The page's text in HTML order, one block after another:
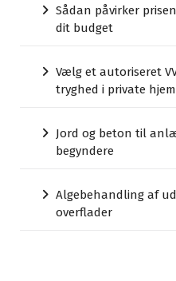
Sådan påvirker
dit budget
Vælg et autoriseret
tryghed i private hjem
Jord og beton til
begyndere
Algebehandling af
overflader